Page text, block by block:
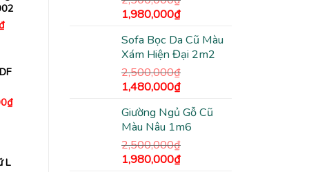
Giá
là:
2,500,000₫.
1,980,000₫Giá
tại
là:
1,980,000₫.
Sofa Bọc Da Cũ Màu
Xám Hiện Đại 2m2
2,500,000₫
Giá
là:
2,500,000₫.
1,480,000₫Giá
tại
là:
1,480,000₫.
Giường Ngủ Gỗ Cũ
Màu Nâu 1m6
2,500,000₫
Giá
1,980,000₫Giá
₫Giá
₫Giá
L